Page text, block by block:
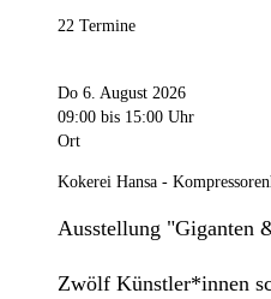
22 Termine
Do 6. August 2026
09:00 bis 15:00 Uhr
Ort
Kokerei Hansa -
Ausstellung "Giganten
Zwölf Künstler*innen